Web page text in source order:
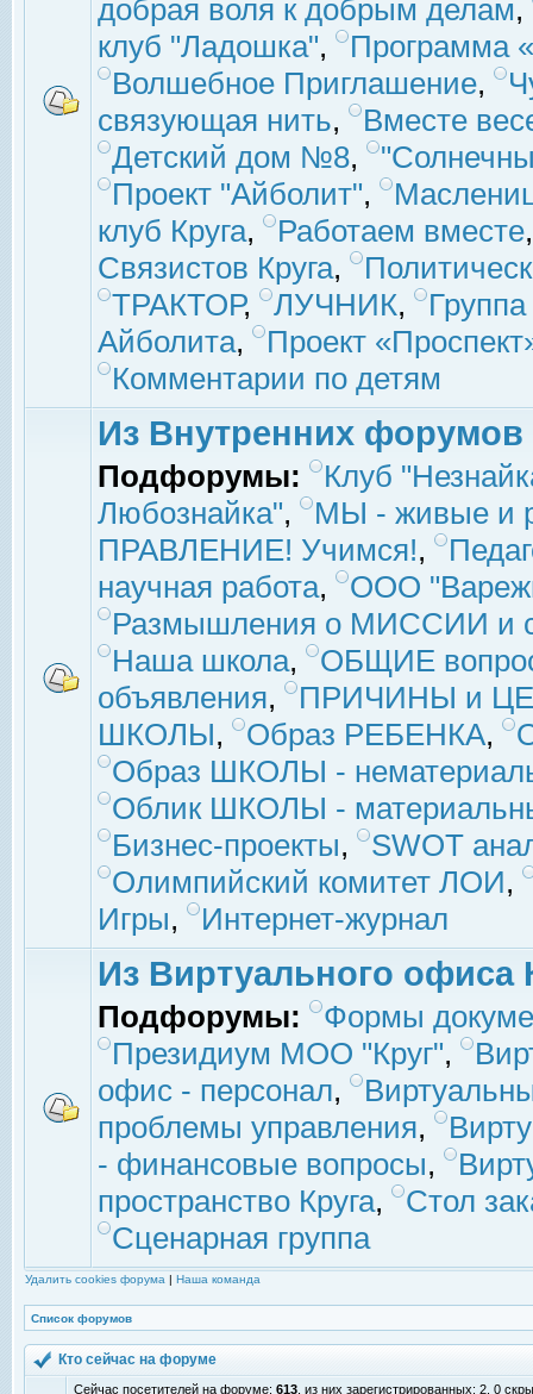
добрая воля к добрым делам,
клуб "Ладошка",
Программа
Волшебное Приглашение,
связующая нить,
Вместе
Детский дом №8,
Проект "Айболит",
клуб Круга, Работаем вместе
Связистов Круга,
ТРАКТОР, ЛУЧНИК,
Айболита,
Проект
Комментарии по детям
Из Внутренних форумов
Подфорумы:
Клуб
Любознайка",
МЫ - живые и
ПРАВЛЕНИЕ! Учимся!,
научная работа,
ООО
Размышления о МИССИИ и
Наша школа,
ОБЩИЕ
объявления,
ПРИЧИНЫ и
ШКОЛЫ, Образ РЕБЕНКА,
Образ ШКОЛЫ -
Облик ШКОЛЫ -
Бизнес-проекты,
SWOT
Олимпийский комитет ЛОИ,
Игры, Интернет-журнал
Из Виртуального офиса
Подфорумы:
Формы
Президиум МОО "Круг",
офис - персонал,
проблемы управления,
- финансовые вопросы,
пространство Круга,
Стол
Сценарная группа
Удалить cookies форума | Наша команда
Список форумов
Кто сейчас на форуме
Сейчас посетителей на форуме: 613 , из них зарегистрированных: 2, 0